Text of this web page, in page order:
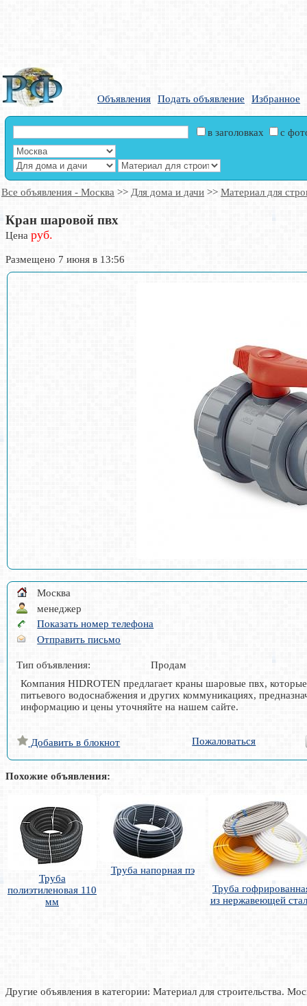
Объявления Подать объявление Избранное
в заголовках с
Все объявления - Москва >> Для дома и дачи >> Материал для
Кран шаровой пвх
Цена руб.
Размещено 7 июня в 13:56
Москва
менеджер
Показать номер телефона
Отправить письмо
Тип объявления:
Продам
Компания HIDROTEN предлагает краны шаровые пвх,
питьевого водоснабжения и других коммуникациях,
информацию и цены уточняйте на нашем сайте.
Добавить в блокнот Пожаловаться
Похожие объявления:
Труба
полиэтиленовая 110
мм
Труба напорная пэ
Труба
из нержавеющей
Другие объявления в категории: Материал для строительства.